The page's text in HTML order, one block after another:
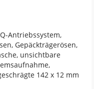
Antriebssystem,
Gepäckträgerösen,
unsichtbare
142 x 12 mm